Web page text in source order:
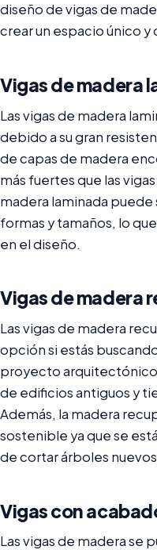
diseño de vigas de
crear un espacio único y
Vigas de madera
Las vigas de madera
debido a su gran
de capas de madera
más fuertes que las
madera laminada
formas y tamaños, lo
en el diseño.
Vigas de madera
Las vigas de madera
opción si estás
proyecto
de edificios antiguos y
Además, la madera
sostenible ya que se
de cortar árboles
Vigas con
Las vigas de madera se